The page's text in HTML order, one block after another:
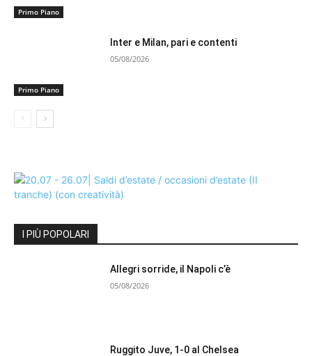
Primo Piano
Primo Piano
Inter e Milan, pari e contenti
05/08/2026
I PIÙ POPOLARI
Allegri sorride, il Napoli c’è
05/08/2026
Ruggito Juve, 1-0 al Chelsea